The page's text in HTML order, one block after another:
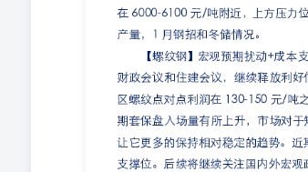
以及需求端PE开工率的抬升，在年底
汽油裂解进入震荡以及PE开工率再次
以等待back结构加深的过程中，现货
的时候轻仓博弈拐点。 【纸浆】纸浆
美上涨力度不同，亚洲价格上涨20美
路下行，针阔价差持续走强，Suzano
旧在主动去库周期中，去库情况良好
到这一格局在缓慢变化的趋势。短期
机会，下方空间有限，上方空间在基